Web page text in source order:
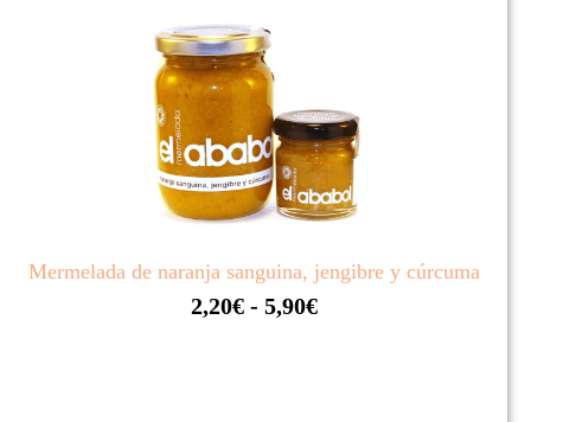
Mermelada de naranja sanguina, jengibre y cúrcuma
2,20€ - 5,90€R